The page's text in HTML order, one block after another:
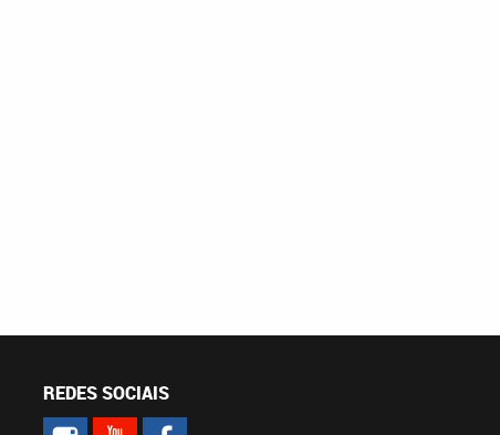
REDES SOCIAIS